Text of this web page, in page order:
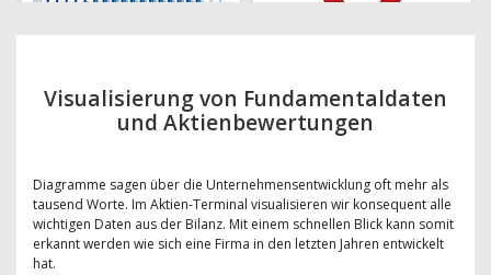
Visualisierung von Fundamentaldaten
und Aktienbewertungen
Diagramme sagen über die Unternehmensentwicklung oft mehr als
tausend Worte. Im Aktien-Terminal visualisieren wir konsequent alle
wichtigen Daten aus der Bilanz. Mit einem schnellen Blick kann somit
erkannt werden wie sich eine Firma in den letzten Jahren entwickelt
hat.